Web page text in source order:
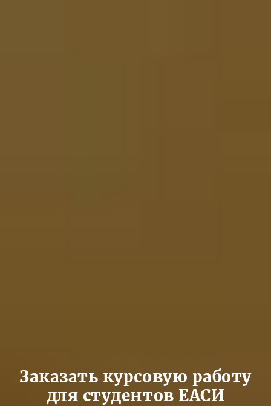
Заказать курсовую работу
для студентов ЕАСИ